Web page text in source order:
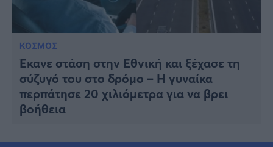
ΚΟΣΜΟΣ
Έκανε στάση στην Εθνική και ξέχασε τη
σύζυγό του στο δρόμο – Η γυναίκα
περπάτησε 20 χιλιόμετρα για να βρει
βοήθεια